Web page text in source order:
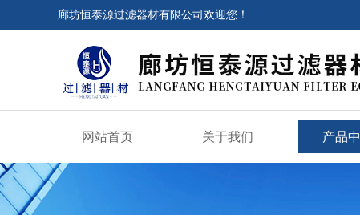
廊坊恒泰源过滤器材有限公司欢迎您！
网站首页 关于我们 产品